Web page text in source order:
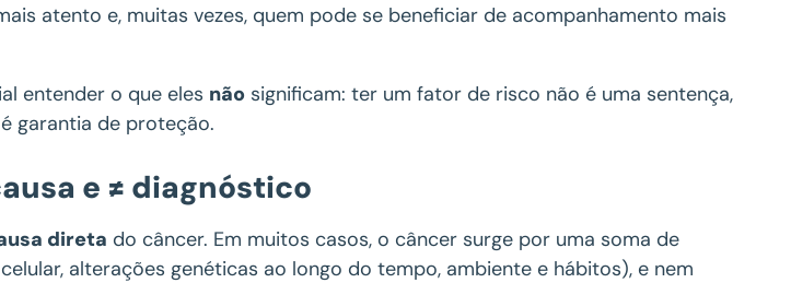
atento e, muitas vezes, quem pode se beneficiar de acompanhamento mais
entender o que eles não significam: ter um fator de risco não é uma sentença,
garantia de proteção.
e ≠ diagnóstico
direta do câncer. Em muitos casos, o câncer surge por uma soma de
alterações genéticas ao longo do tempo, ambiente e hábitos), e nem